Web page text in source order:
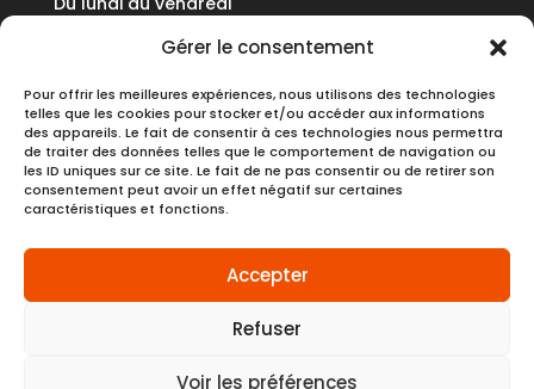
Gérer le consentement
Pour offrir les meilleures expériences, nous utilisons des technologies
telles que les cookies pour stocker et/ou accéder aux informations
des appareils. Le fait de consentir à ces technologies nous permettra
de traiter des données telles que le comportement de navigation ou
les ID uniques sur ce site. Le fait de ne pas consentir ou de retirer son
consentement peut avoir un effet négatif sur certaines
caractéristiques et fonctions.
Accepter
Refuser
Voir les préférences
Dernière mise à jour :07/05/2026
Espace stagiaire
Mentions légales
Politique des cookies